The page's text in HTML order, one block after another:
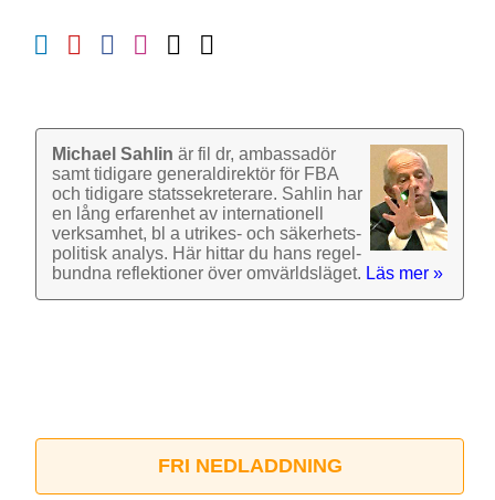
Michael Sahlin är fil dr, ambassadör
samt tidigare general­direktör för FBA
och tidigare stats­sekre­terare. Sahlin har
en lång erfarenhet av inter­nationell
verk­samhet, bl a utrikes- och säkerhets­
politisk analys. Här hittar du hans regel­
bundna reflek­tioner över omvärlds­läget. Läs mer »
FRI NEDLADDNING